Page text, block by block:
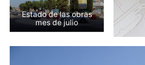
Estado de las obras
mes de julio